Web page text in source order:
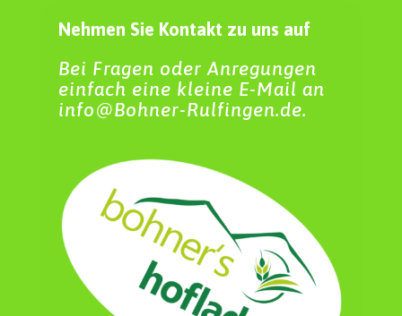
Nehmen Sie Kontakt zu uns auf
Bei Fragen oder Anregungen
einfach eine kleine E-Mail an
info@Bohner-Rulfingen.de.